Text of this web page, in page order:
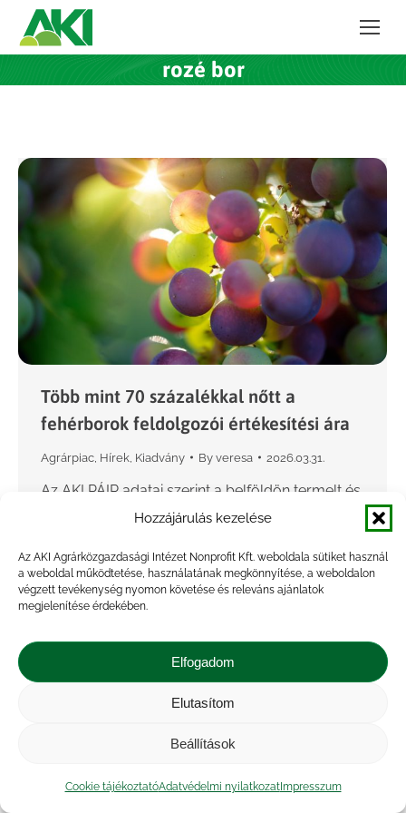
Hozzájárulás kezelése
Az AKI Agrárközgazdasági Intézet Nonprofit Kft. weboldala sütiket használ
a weboldal működtetése, használatának megkönnyítése, a weboldalon
végzett tevékenység nyomon követése és releváns ajánlatok
megjelenítése érdekében.
Elfogadom
Elutasítom
Beállítások
Cookie tájékoztatóAdatvédelmi nyilatkozatImpresszum
rozé bor
Több mint 70 százalékkal nőtt a
fehérborok feldolgozói értékesítési ára
Agrárpiac Hírek Kiadvány By veresa 2026.03.31.
Az AKI PÁIR adatai szerint a belföldön termelt és
belföldön értékesített, földrajzi jelzés nélküli,
ellátott borok értékesítési ára 58 százalékkal
48,4 ezer forintra…